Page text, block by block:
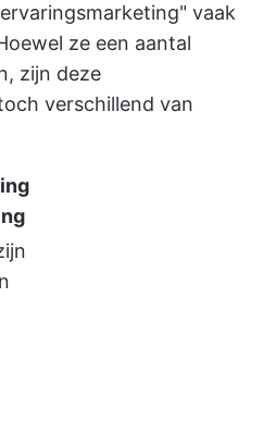
vaak
ze een aantal
zijn deze
verschillend van